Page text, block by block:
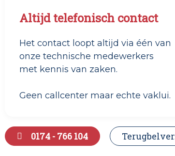
Altijd telefonisch contact
Het contact loopt altijd via één van
onze technische medewerkers
met kennis van zaken.
Geen callcenter maar echte vaklui.
0174 - 766 104